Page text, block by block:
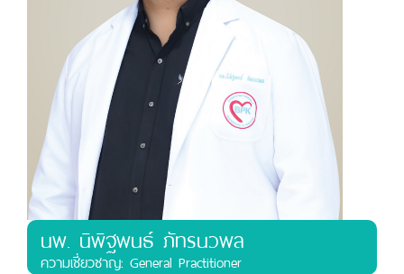
นพ. นิพิฐพนธ์ ภัทรนวพล
ความเชี่ยวชาญ: General Practitioner